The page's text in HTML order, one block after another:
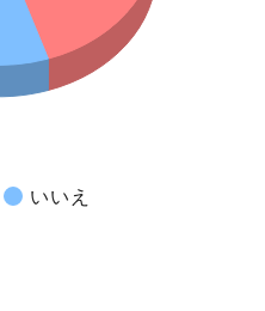
いいえ